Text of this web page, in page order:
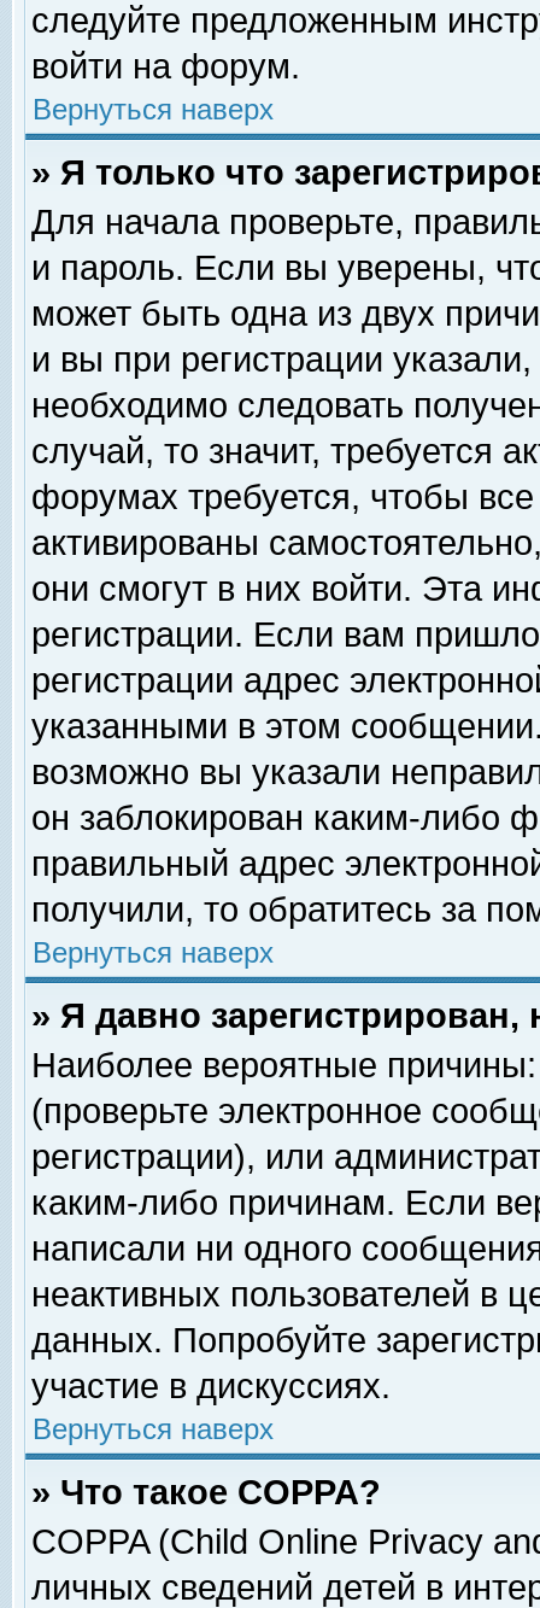
следуйте предложенным
войти на форум.
Вернуться наверх
» Я только что
Для начала проверьте,
и пароль. Если вы уверены,
может быть одна из двух
и вы при регистрации
необходимо следовать
случай, то значит, требуется
форумах требуется, чтобы
активированы
они смогут в них войти. Эта
регистрации. Если вам
регистрации адрес
указанными в этом
возможно вы указали
он заблокирован каким-либо
правильный адрес
получили, то обратитесь за
Вернуться наверх
» Я давно
Наиболее вероятные
(проверьте электронное
регистрации), или
каким-либо причинам. Если
написали ни одного
неактивных пользователей в
данных. Попробуйте
участие в дискуссиях.
Вернуться наверх
» Что такое COPPA?
COPPA (Child Online Privacy
личных сведений детей в